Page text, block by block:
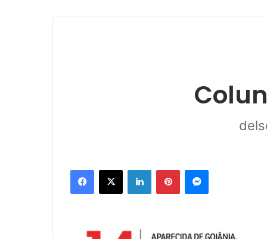
Facebook
X LinkedinPinterestMessenger